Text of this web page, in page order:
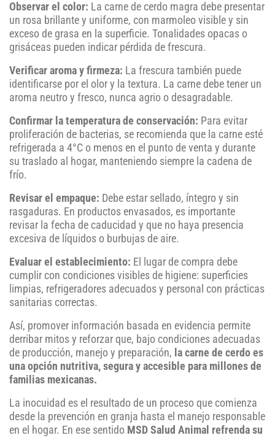
Observar el color: La carne de cerdo magra debe presentar
un rosa brillante y uniforme, con marmoleo visible y sin
exceso de grasa en la superficie. Tonalidades opacas o
grisáceas pueden indicar pérdida de frescura.
Verificar aroma y firmeza: La frescura también puede
identificarse por el olor y la textura. La carne debe tener un
aroma neutro y fresco, nunca agrio o desagradable.
Confirmar la temperatura de conservación: Para evitar
proliferación de bacterias, se recomienda que la carne esté
refrigerada a 4°C o menos en el punto de venta y durante
su traslado al hogar, manteniendo siempre la cadena de
frío.
Revisar el empaque: Debe estar sellado, íntegro y sin
rasgaduras. En productos envasados, es importante
revisar la fecha de caducidad y que no haya presencia
excesiva de líquidos o burbujas de aire.
Evaluar el establecimiento: El lugar de compra debe
cumplir con condiciones visibles de higiene: superficies
limpias, refrigeradores adecuados y personal con prácticas
sanitarias correctas.
Así, promover información basada en evidencia permite
derribar mitos y reforzar que, bajo condiciones adecuadas
de producción, manejo y preparación, la carne de cerdo es
una opción nutritiva, segura y accesible para millones de
familias mexicanas.
La inocuidad es el resultado de un proceso que comienza
desde la prevención en granja hasta el manejo responsable
en el hogar. En ese sentido MSD Salud Animal refrenda su